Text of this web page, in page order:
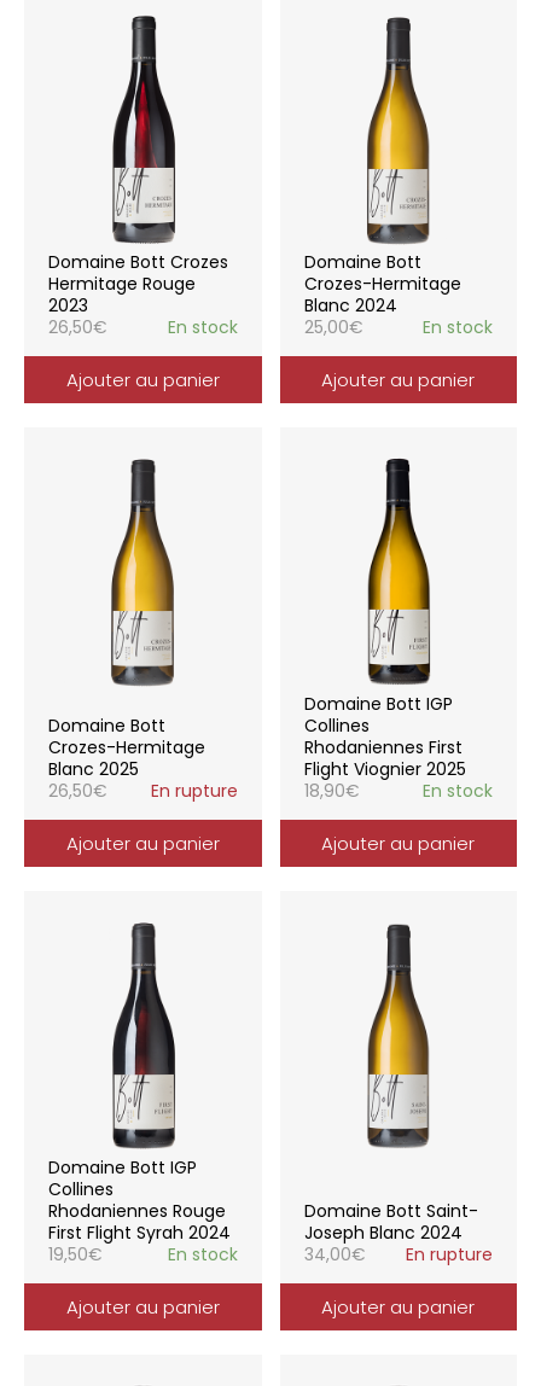
Domaine Bott Crozes
Hermitage Rouge
2023
26,50€ En stock
Ajouter au panier
Domaine Bott
Crozes-Hermitage
Blanc 2024
25,00€ En stock
Ajouter au panier
Domaine Bott
Crozes-Hermitage
Blanc 2025
26,50€ En rupture
Ajouter au panier
Domaine Bott IGP
Collines
Rhodaniennes First
Flight Viognier 2025
18,90€ En stock
Ajouter au panier
Domaine Bott IGP
Collines
Rhodaniennes Rouge
First Flight Syrah 2024
19,50€ En stock
Ajouter au panier
Domaine Bott Saint-
Joseph Blanc 2024
34,00€ En rupture
Ajouter au panier